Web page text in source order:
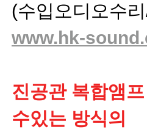
(수입오디오수
www.hk-
진공관 복합앰
수있는 방식의